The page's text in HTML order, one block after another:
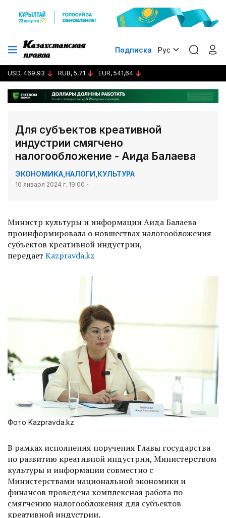
Подписка Рус
USD, 469,93 RUB, 5,71 EUR, 541,64
Для субъектов креативной
индустрии смягчено
налогообложение - Аида Балаева
ЭКОНОМИКА НАЛОГИ КУЛЬТУРА
10 января 2024 г. 19:00
Министр культуры и информации Аида Балаева
проинформировала о новшествах налогообложения
субъектов креативной индустрии,
передает Kazpravda.kz
Фото Kazpravda.kz
В рамках исполнения поручения Главы государства
по развитию креативной индустрии, Министерством
культуры и информации совместно с
Министерствами национальной экономики и
финансов проведена комплексная работа по
смягчению налогообложения для субъектов
креативной индустрии.